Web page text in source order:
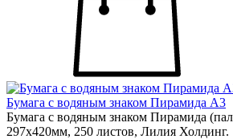
Бумага с водяным знаком Пирамида А3
Бумага с водяным знаком Пирамида
297х420мм, 250 листов, Лилия Холдинг.